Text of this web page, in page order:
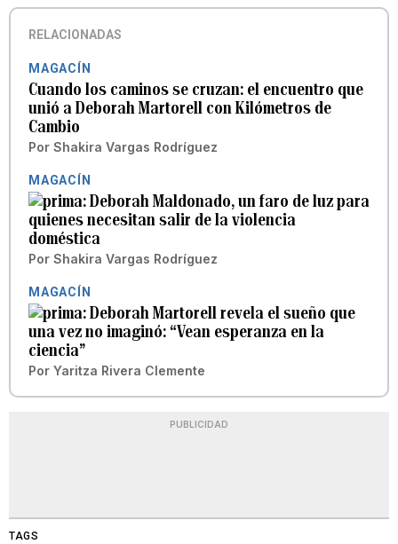
RELACIONADAS
MAGACÍN
Cuando los caminos se cruzan: el encuentro que
unió a Deborah Martorell con Kilómetros de
Cambio
Por Shakira Vargas Rodríguez
MAGACÍN
Deborah Maldonado, un faro de luz para
quienes necesitan salir de la violencia
doméstica
Por Shakira Vargas Rodríguez
MAGACÍN
Deborah Martorell revela el sueño que
una vez no imaginó: “Vean esperanza en la
ciencia”
Por Yaritza Rivera Clemente
PUBLICIDAD
TAGS